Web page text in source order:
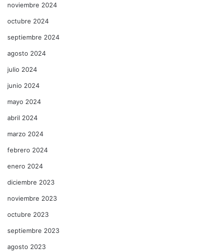
noviembre 2024
octubre 2024
septiembre 2024
agosto 2024
julio 2024
junio 2024
mayo 2024
abril 2024
marzo 2024
febrero 2024
enero 2024
diciembre 2023
noviembre 2023
octubre 2023
septiembre 2023
agosto 2023